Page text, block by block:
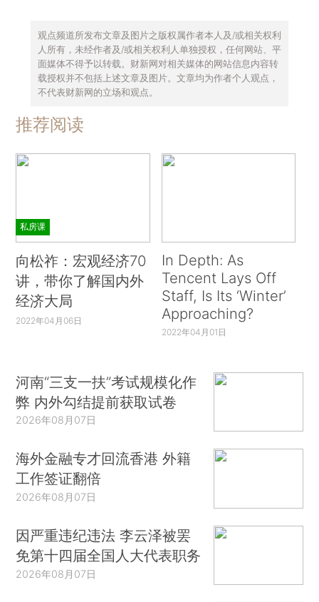
观点频道所发布文章及图片之版权属作者本人及/或相关权利
人所有，未经作者及/或相关权利人单独授权，任何网站、平
面媒体不得予以转载。财新网对相关媒体的网站信息内容转
载授权并不包括上述文章及图片。文章均为作者个人观点，
不代表财新网的立场和观点。
推荐阅读
私房课
向松祚：宏观经济70
讲，带你了解国内外
经济大局
2022年04月06日
In Depth: As
Tencent Lays Off
Staff, Is Its ‘Winter’
Approaching?
2022年04月01日
河南“三支一扶”考试规模化作
弊 内外勾结提前获取试卷
2026年08月07日
海外金融专才回流香港 外籍
工作签证翻倍
2026年08月07日
因严重违纪违法 李云泽被罢
免第十四届全国人大代表职务
2026年08月07日